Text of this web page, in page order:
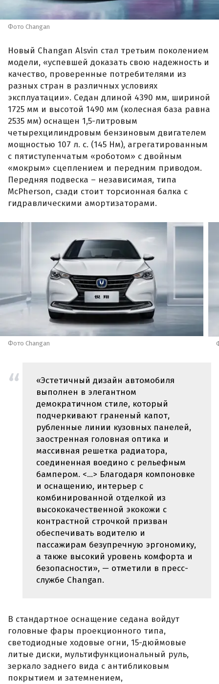
Фото Changan
Новый Changan Alsvin стал третьим поколением
модели, «успевшей доказать свою надежность и
качество, проверенные потребителями из
разных стран в различных условиях
эксплуатации». Седан длиной 4390 мм, шириной
1725 мм и высотой 1490 мм (колесная база равна
2535 мм) оснащен 1,5-литровым
четырехцилиндровым бензиновым двигателем
мощностью 107 л. с. (145 Нм), агрегатированным
с пятиступенчатым «роботом» с двойным
«мокрым» сцеплением и передним приводом.
Передняя подвеска – независимая, типа
McPherson, сзади стоит торсионная балка с
гидравлическими амортизаторами.
Фото Changan
«Эстетичный дизайн автомобиля
выполнен в элегантном
демократичном стиле, который
подчеркивают граненый капот,
рубленные линии кузовных панелей,
заостренная головная оптика и
массивная решетка радиатора,
соединенная воедино с рельефным
бампером. <...> Благодаря компоновке
и оснащению, интерьер с
комбинированной отделкой из
высококачественной экокожи с
контрастной строчкой призван
обеспечивать водителю и
пассажирам безупречную эргономику,
а также высокий уровень комфорта и
безопасности», — отметили в пресс-
службе Changan.
В стандартное оснащение седана войдут
головные фары проекционного типа,
светодиодные ходовые огни, 15-дюймовые
литые диски, мультифункциональный руль,
зеркало заднего вида с антибликовым
покрытием и затемнением,